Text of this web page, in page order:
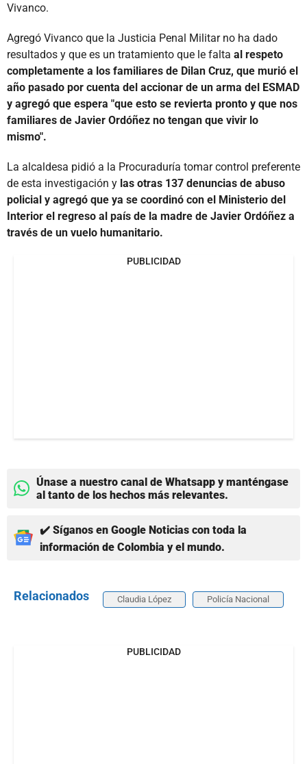
Vivanco.
Agregó Vivanco que la Justicia Penal Militar no ha dado
resultados y que es un tratamiento que le falta al respeto
completamente a los familiares de Dilan Cruz, que murió el
año pasado por cuenta del accionar de un arma del ESMAD
y agregó que espera "que esto se revierta pronto y que nos
familiares de Javier Ordóñez no tengan que vivir lo
mismo".
La alcaldesa pidió a la Procuraduría tomar control preferente
de esta investigación y las otras 137 denuncias de abuso
policial y agregó que ya se coordinó con el Ministerio del
Interior el regreso al país de la madre de Javier Ordóñez a
través de un vuelo humanitario.
PUBLICIDAD
Únase a nuestro canal de Whatsapp y manténgase
al tanto de los hechos más relevantes.
✔️ Síganos en Google Noticias con toda la
información de Colombia y el mundo.
Relacionados Claudia López Policía Nacional
PUBLICIDAD